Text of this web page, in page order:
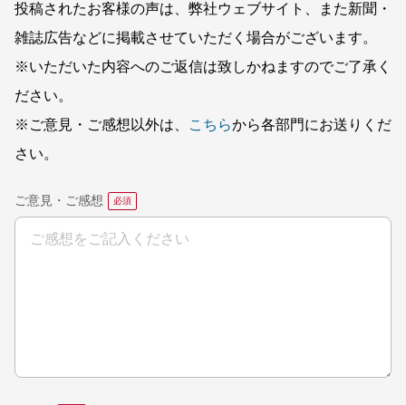
投稿されたお客様の声は、弊社ウェブサイト、また新聞・
雑誌広告などに掲載させていただく場合がございます。
※いただいた内容へのご返信は致しかねますのでご了承く
ださい。
※ご意見・ご感想以外は、
こちらから各部門にお送りくだ
さい。
ご意見・ご感想